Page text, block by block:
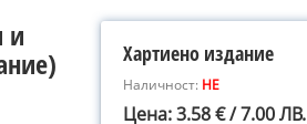
и Хартиено издание
Наличност: НЕ
Цена: 3.58 € / 7.00 ЛВ.